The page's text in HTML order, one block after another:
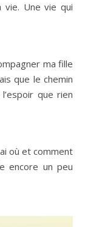
vie. Une vie qui
ma fille
que le chemin
que rien
où et comment
encore un peu